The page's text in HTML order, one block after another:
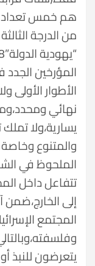
هم خمس تعداد
من الدرجة
المؤرخين
الأطوار
نهائي
يسارية،ولا
والمتنوع وخاصة
الملحوظ في
تتفاعل داخل
إلى الخارج،ضمن
المجتمع
يتعرضون للنبذ